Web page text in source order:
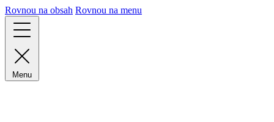
Rovnou na obsah Rovnou na menu
Menu